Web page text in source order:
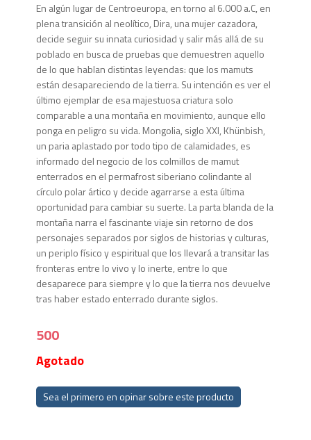
En algún lugar de Centroeuropa, en torno al 6.000 a.C, en
plena transición al neolítico, Dira, una mujer cazadora,
decide seguir su innata curiosidad y salir más allá de su
poblado en busca de pruebas que demuestren aquello
de lo que hablan distintas leyendas: que los mamuts
están desapareciendo de la tierra. Su intención es ver el
último ejemplar de esa majestuosa criatura solo
comparable a una montaña en movimiento, aunque ello
ponga en peligro su vida. Mongolia, siglo XXI, Khünbish,
un paria aplastado por todo tipo de calamidades, es
informado del negocio de los colmillos de mamut
enterrados en el permafrost siberiano colindante al
círculo polar ártico y decide agarrarse a esta última
oportunidad para cambiar su suerte. La parta blanda de la
montaña narra el fascinante viaje sin retorno de dos
personajes separados por siglos de historias y culturas,
un periplo físico y espiritual que los llevará a transitar las
fronteras entre lo vivo y lo inerte, entre lo que
desaparece para siempre y lo que la tierra nos devuelve
tras haber estado enterrado durante siglos.
500
Agotado
Sea el primero en opinar sobre este producto